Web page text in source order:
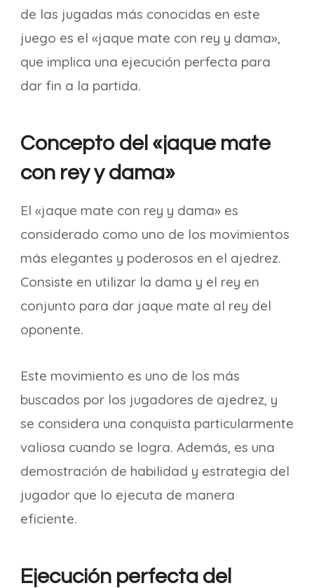
de las jugadas más conocidas en este
juego es el «jaque mate con rey y dama»,
que implica una ejecución perfecta para
dar fin a la partida.
Concepto del «jaque mate
con rey y dama»
El «jaque mate con rey y dama» es
considerado como uno de los movimientos
más elegantes y poderosos en el ajedrez.
Consiste en utilizar la dama y el rey en
conjunto para dar jaque mate al rey del
oponente.
Este movimiento es uno de los más
buscados por los jugadores de ajedrez, y
se considera una conquista particularmente
valiosa cuando se logra. Además, es una
demostración de habilidad y estrategia del
jugador que lo ejecuta de manera
eficiente.
Ejecución perfecta del